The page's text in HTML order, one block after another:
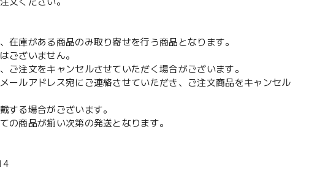
在庫がある商品のみ取り寄せを行う商品となります。
ございません。
ご注文をキャンセルさせていただく場合がございます。
ルアドレス宛にご連絡させていただき、ご注文商品をキャンセル
する場合がございます。
の商品が揃い次第の発送となります。